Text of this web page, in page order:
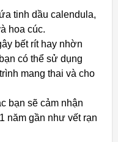
tinh dầu calendula,
hoa cúc.
bết rít hay nhờn
có thể sử dụng
mang thai và cho
bạn sẽ cảm nhận
năm gần như vết rạn